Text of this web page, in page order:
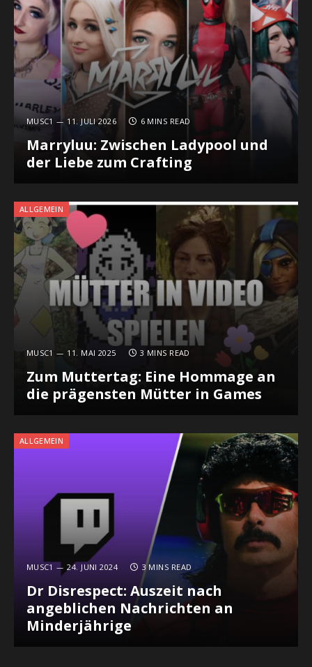
MUSC1 11. JULI 2026 6 MINS READ
Marryluu: Zwischen Ladypool und
der Liebe zum Crafting
ALLGEMEIN
MUSC1 11. MAI 2025 3 MINS READ
Zum Muttertag: Eine Hommage an
die prägensten Mütter in Games
ALLGEMEIN
MUSC1 24. JUNI 2024 3 MINS READ
Dr Disrespect: Auszeit nach
angeblichen Nachrichten an
Minderjährige